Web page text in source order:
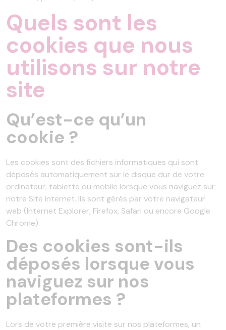
Quels sont les
cookies que nous
utilisons sur notre
site
Qu’est-ce qu’un
cookie ?
Les cookies sont des fichiers informatiques qui sont
déposés automatiquement sur le disque dur de votre
ordinateur, tablette ou mobile lorsque vous naviguez sur
notre Site internet. Ils sont gérés par votre navigateur
web (Internet Explorer, Firefox, Safari ou encore Google
Chrome).
Des cookies sont-ils
déposés lorsque vous
naviguez sur nos
plateformes ?
Lors de votre première visite sur nos plateformes, un